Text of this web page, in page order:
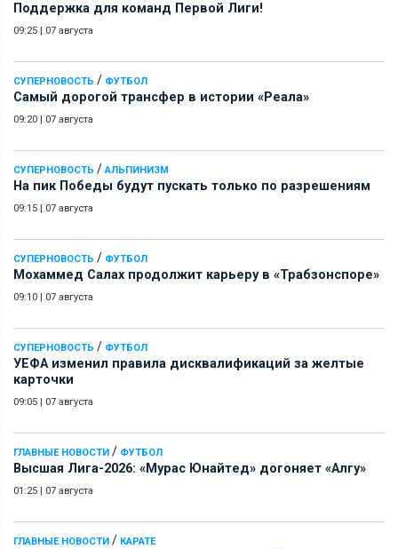
Поддержка для команд Первой Лиги!
09:25 | 07 августа
СУПЕРНОВОСТЬ / ФУТБОЛ
Самый дорогой трансфер в истории «Реала»
09:20 | 07 августа
СУПЕРНОВОСТЬ / АЛЬПИНИЗМ
На пик Победы будут пускать только по разрешениям
09:15 | 07 августа
СУПЕРНОВОСТЬ / ФУТБОЛ
Мохаммед Салах продолжит карьеру в «Трабзонспоре»
09:10 | 07 августа
СУПЕРНОВОСТЬ / ФУТБОЛ
УЕФА изменил правила дисквалификаций за желтые
карточки
09:05 | 07 августа
ГЛАВНЫЕ НОВОСТИ / ФУТБОЛ
Высшая Лига-2026: «Мурас Юнайтед» догоняет «Алгу»
01:25 | 07 августа
ГЛАВНЫЕ НОВОСТИ / КАРАТЕ